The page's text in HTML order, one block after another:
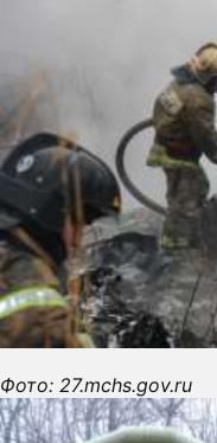
Фото: 27.mchs.gov.ru